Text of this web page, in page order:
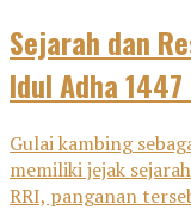
Sejarah dan
Idul Adha 1447
Gulai kambing
memiliki jejak
RRI, panganan